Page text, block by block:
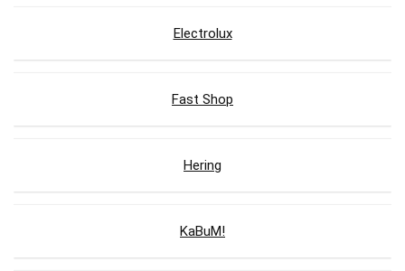
Electrolux
Fast Shop
Hering
KaBuM!